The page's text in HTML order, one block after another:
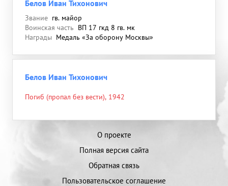
Белов Иван Тихонович
Звание гв. майор
Воинская часть ВП 17 гкд 8 гв. мк
Награды Медаль «За оборону Москвы»
Белов Иван Тихонович
Погиб (пропал без вести), 1942
О проекте
Полная версия сайта
Обратная связь
Пользовательское соглашение